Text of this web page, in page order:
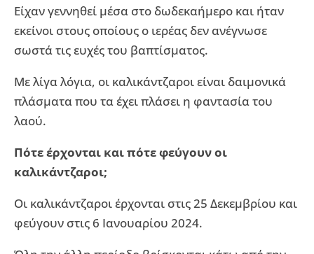
Είχαν γεννηθεί μέσα στο δωδεκαήμερο και ήταν
εκείνοι στους οποίους ο ιερέας δεν ανέγνωσε
σωστά τις ευχές του βαπτίσματος.
Με λίγα λόγια, οι καλικάντζαροι είναι δαιμονικά
πλάσματα που τα έχει πλάσει η φαντασία του
λαού.
Πότε έρχονται και πότε φεύγουν οι
καλικάντζαροι;
Οι καλικάντζαροι έρχονται στις 25 Δεκεμβρίου και
φεύγουν στις 6 Ιανουαρίου 2024.